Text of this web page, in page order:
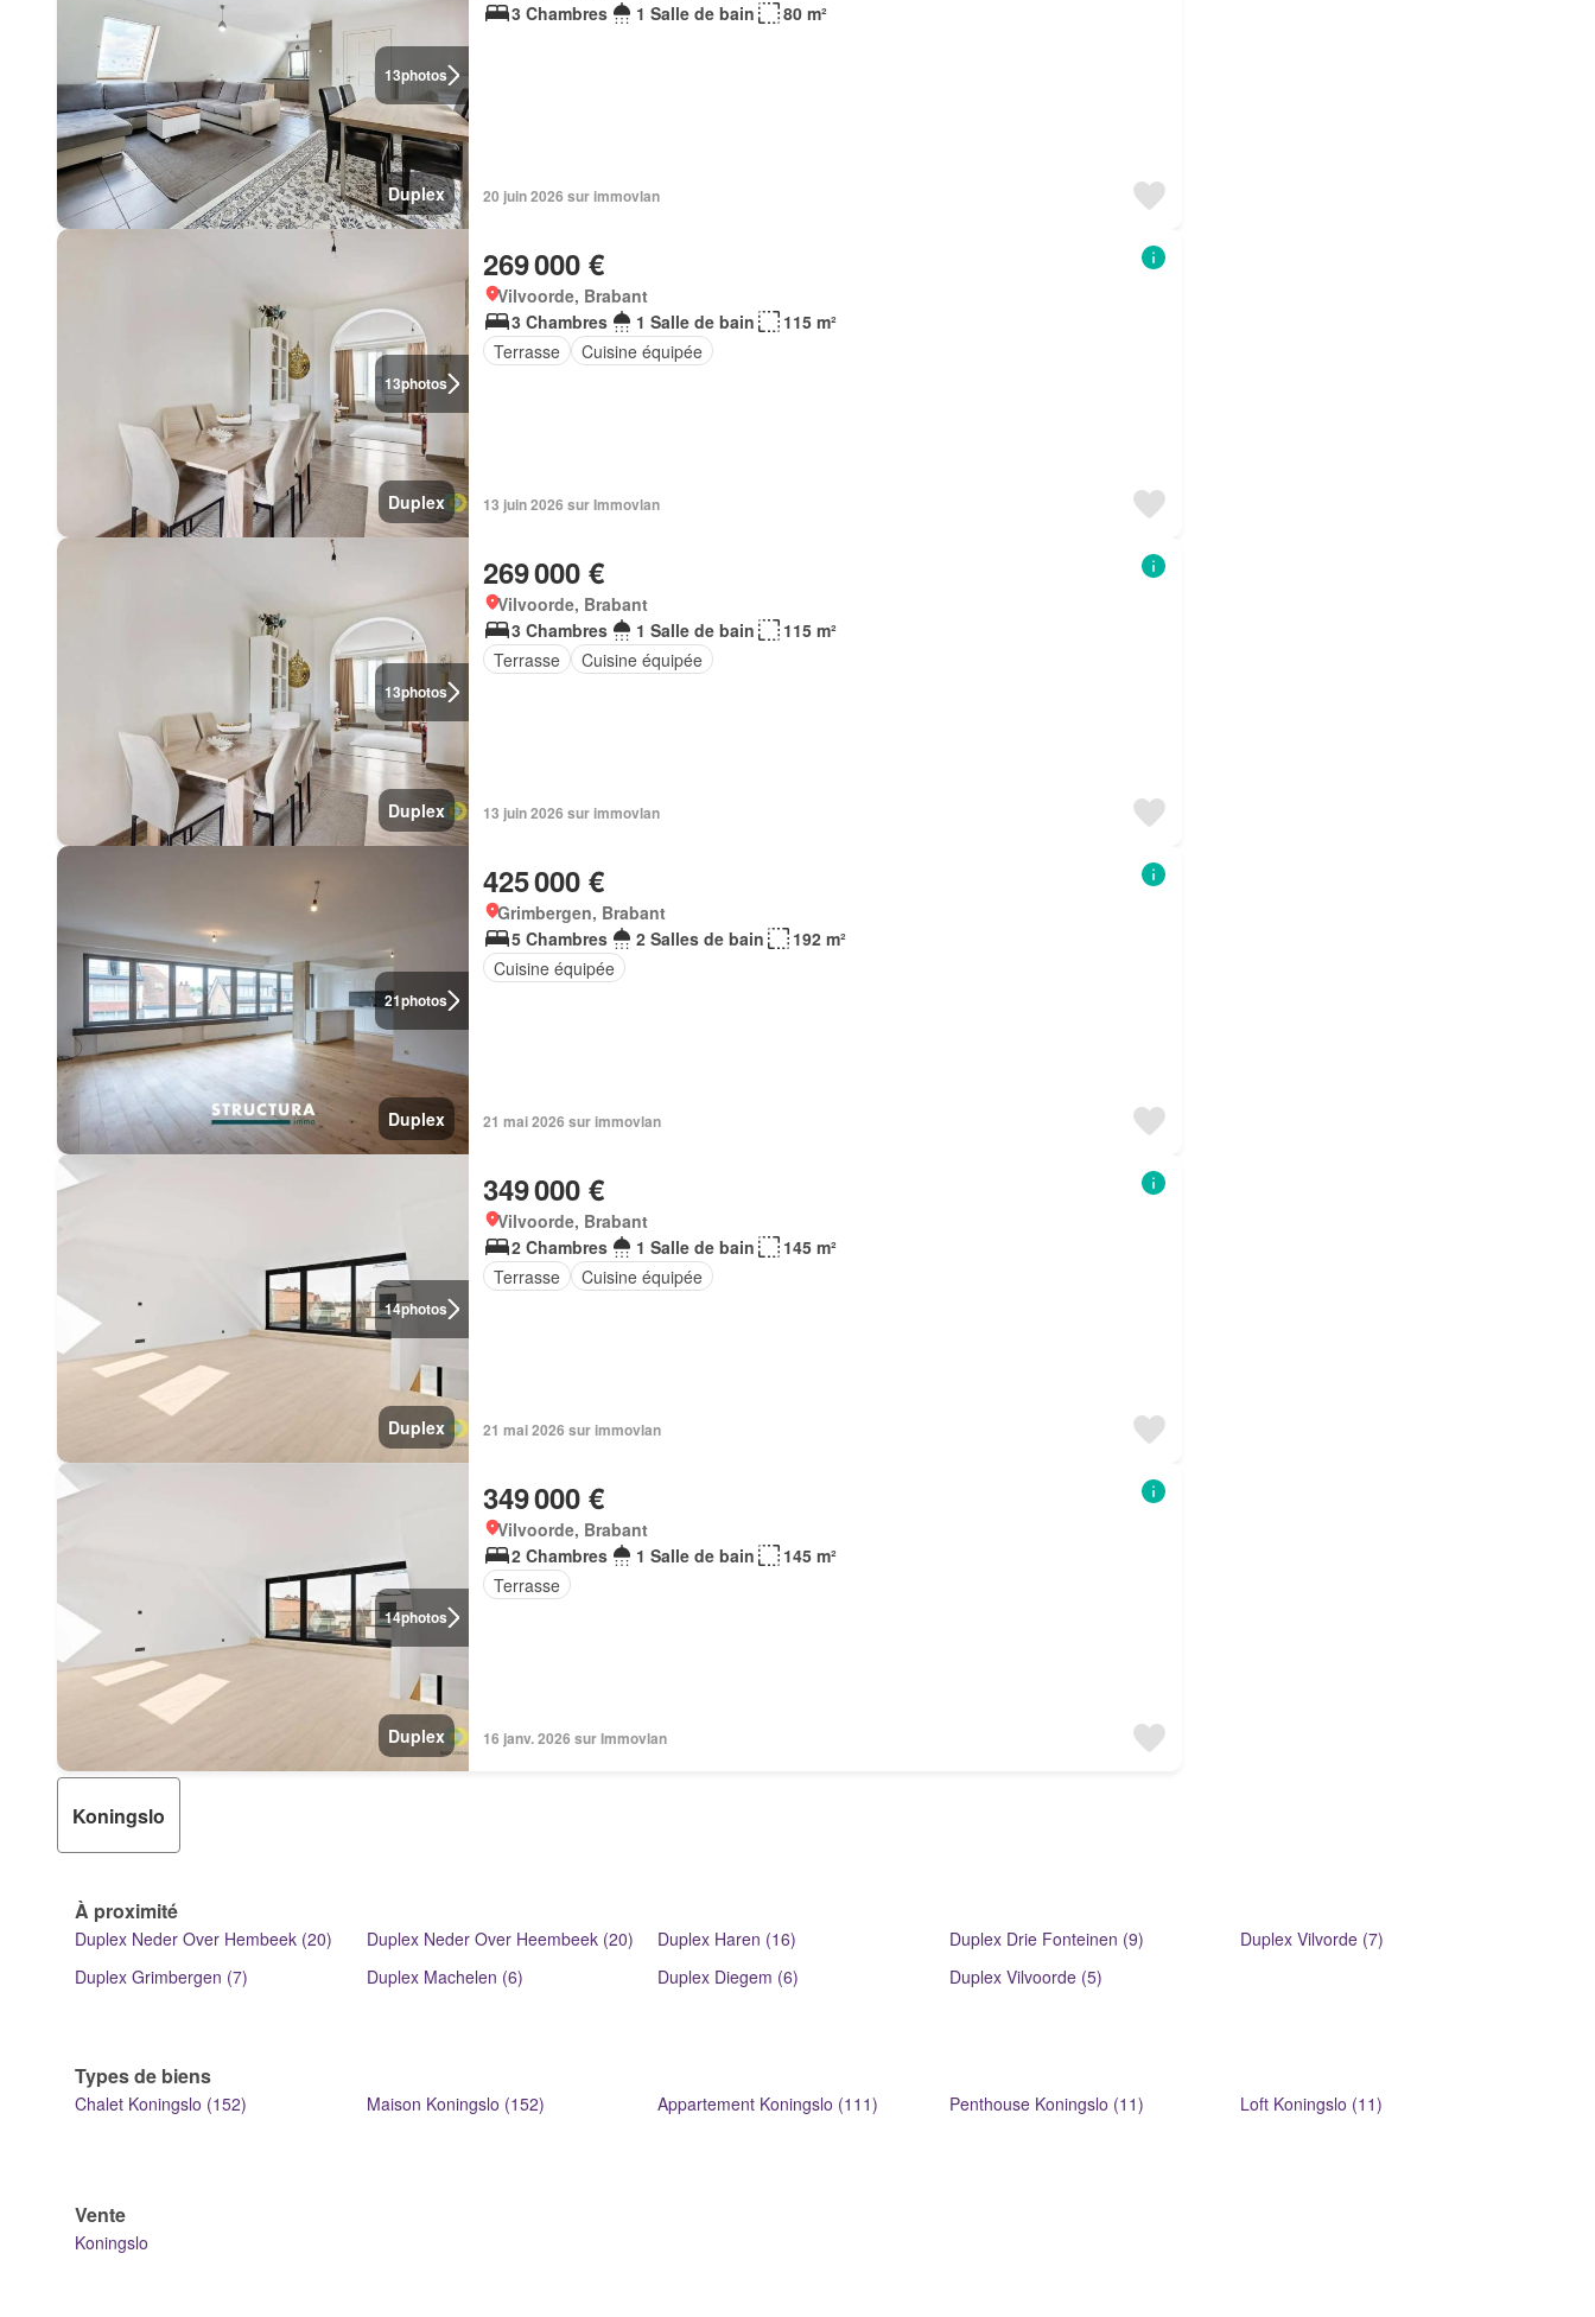
13photos
Duplex
3 Chambres
1 Salle de bain 80 m²
20 juin 2026 sur immovlan
13photos
Duplex
269 000 €
Vilvoorde, Brabant
3 Chambres
1 Salle de bain
115 m²
Terrasse
Cuisine équipée
13 juin 2026 sur Immovlan
13photos
Duplex
269 000 €
Vilvoorde, Brabant
3 Chambres
1 Salle de bain
115 m²
Terrasse
Cuisine équipée
13 juin 2026 sur immovlan
21photos
Duplex
425 000 €
Grimbergen, Brabant
5 Chambres
2 Salles de bain
192 m²
Cuisine équipée
21 mai 2026 sur immovlan
14photos
Duplex
349 000 €
Vilvoorde, Brabant
2 Chambres
1 Salle de bain
145 m²
Terrasse
Cuisine équipée
21 mai 2026 sur immovlan
14photos
Duplex
349 000 €
Vilvoorde, Brabant
2 Chambres
1 Salle de bain
145 m²
Terrasse
16 janv. 2026 sur Immovlan
Koningslo
À proximité
Duplex Neder Over Hembeek (20) Duplex Neder Over Heembeek (20) Duplex Haren (16) Duplex Drie Fonteinen (9)
Duplex Vilvorde (7)
Duplex Grimbergen (7)
Duplex Machelen (6) Duplex Diegem (6) Duplex Vilvoorde (5)
Types de biens
Chalet Koningslo (152) Maison Koningslo (152) Appartement Koningslo (111) Penthouse Koningslo (11) Loft Koningslo (11)
Vente
Koningslo